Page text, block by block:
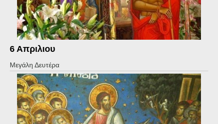
6 Απριλιου
Μεγάλη Δευτέρα